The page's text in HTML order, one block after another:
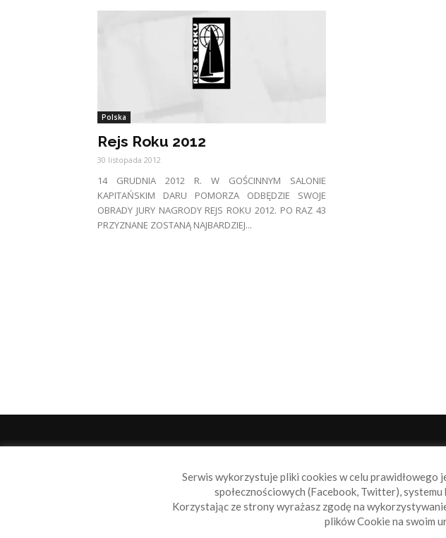
Polska
Rejs Roku 2012
30 listopada 2012
14 GRUDNIA 2012 R. W GOŚCINNYM SALONIE
KAPITAŃSKIM DARU POMORZA ODBĘDZIE SWOJE
OBRADY JURY NAGRODY REJS ROKU 2012. PO RAZ 43
PRZYZNANE ZOSTANĄ NAJBARDZIEJ...
Sailbook.pl to miejsce dla
wiadomości ze świata
nie tylko.
Serwis wykorzystuje pliki cookies w celu prawidłowego
społecznościowych (Facebook, Twitter),
Korzystając ze strony wyrażasz zgodę na
plików Cookie na swoim